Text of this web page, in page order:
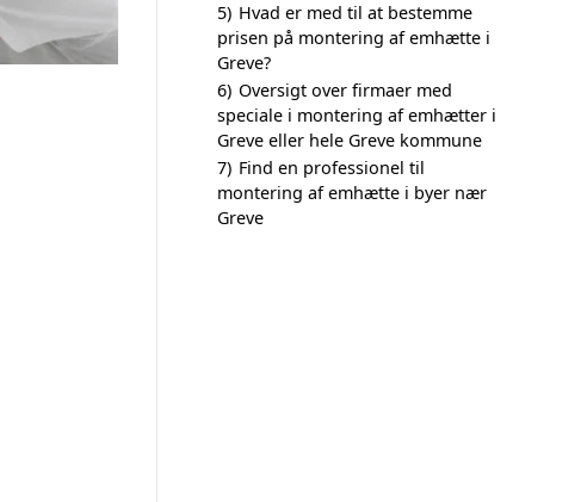
5) Hvad er med til at bestemme
prisen på montering af emhætte i
Greve?
6) Oversigt over firmaer med
speciale i montering af emhætter i
Greve eller hele Greve kommune
7) Find en professionel til
montering af emhætte i byer nær
Greve